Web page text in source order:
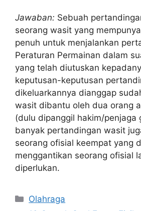
Jawaban: Sebuah
seorang wasit yang
penuh untuk menjalankan
Peraturan Permainan dalam
yang telah diutuskan
keputusan-keputusan
dikeluarkannya dianggap
wasit dibantu oleh dua orang
(dulu dipanggil hakim/penjaga
banyak pertandingan wasit
seorang ofisial keempat yang
menggantikan seorang ofisial
diperlukan.
Kategori
Olahraga